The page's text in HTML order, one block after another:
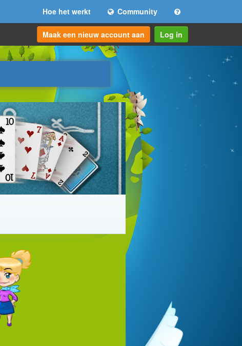
Hoe het werkt Community
Maak een nieuw account aan Log in